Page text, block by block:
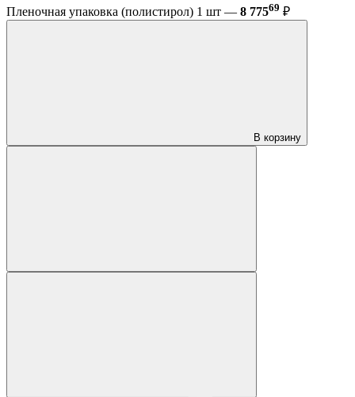
Пленочная упаковка (полистирол) 1 шт — 8 77569 ₽
В корзину